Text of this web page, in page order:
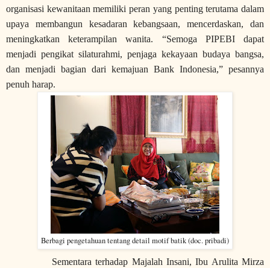
organisasi kewanitaan memiliki peran yang penting terutama dalam
upaya membangun kesadaran kebangsaan, mencerdaskan, dan
meningkatkan keterampilan wanita. “Semoga PIPEBI dapat
menjadi pengikat silaturahmi, penjaga kekayaan budaya bangsa,
dan menjadi bagian dari kemajuan Bank Indonesia,” pesannya
penuh harap.
Berbagi pengetahuan tentang detail motif batik (doc. pribadi)
Sementara terhadap Majalah Insani, Ibu Arulita Mirza